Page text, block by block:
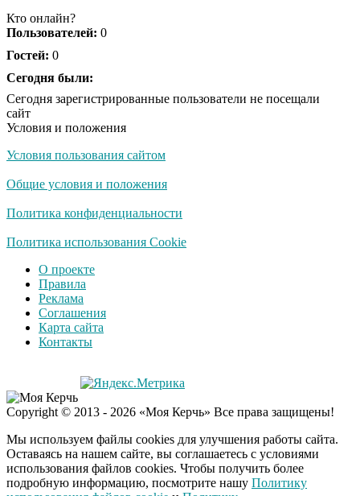
Кто онлайн?
Пользователей: 0
Гостей: 0
Сегодня были:
Сегодня зарегистрированные пользователи не посещали
сайт
Условия и положения
Условия пользования сайтом
Общие условия и положения
Политика конфиденциальности
Политика использования Cookie
О проекте
Правила
Реклама
Соглашения
Карта сайта
Контакты
Copyright © 2013 - 2026 «Моя Керчь» Все права защищены!
Мы используем файлы cookies для улучшения работы сайта.
Оставаясь на нашем сайте, вы соглашаетесь с условиями
использования файлов cookies. Чтобы получить более
подробную информацию, посмотрите нашу Политику